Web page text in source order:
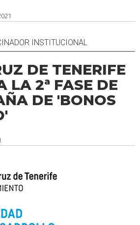
INSTITUCIONAL
DE TENERIFE
LA 2ª FASE DE
DE 'BONOS